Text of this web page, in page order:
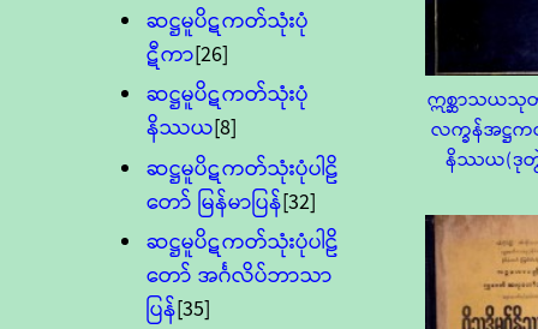
ဆဋ္ဌမူပိဋကတ်သုံးပုံ
ဋီကာ[26]
ဆဋ္ဌမူပိဋကတ်သုံးပုံ
နိဿယ[8]
ဆဋ္ဌမူပိဋကတ်သုံးပုံပါဠိ
တော် မြန်မာပြန်[32]
ဆဋ္ဌမူပိဋကတ်သုံးပုံပါဠိ
တော် အင်္ဂလိပ်ဘာသာ
ပြန်[35]
ဣစ္ဆာသယ
လက္ခန်အဋ္ဌ
နိဿယ(ဒု